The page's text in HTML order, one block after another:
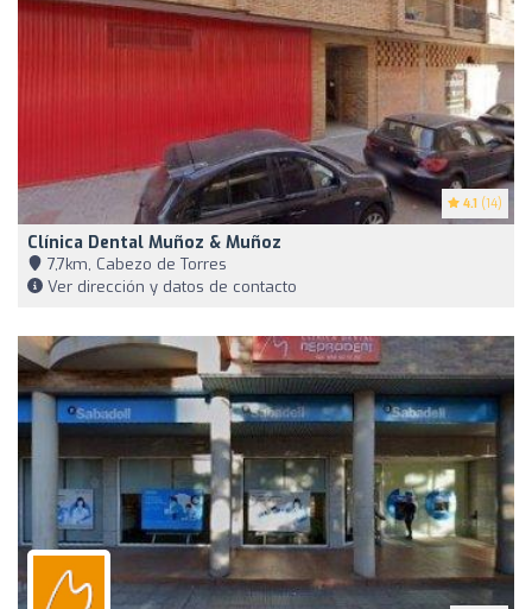
4.1 (14)
Clínica Dental Muñoz & Muñoz
7,7km, Cabezo de Torres
Ver dirección y datos de contacto